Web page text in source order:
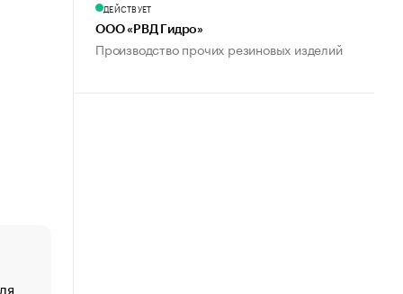
ДЕЙСТВУЕТ
ООО «РВД Гидро»
Производство прочих резиновых изделий